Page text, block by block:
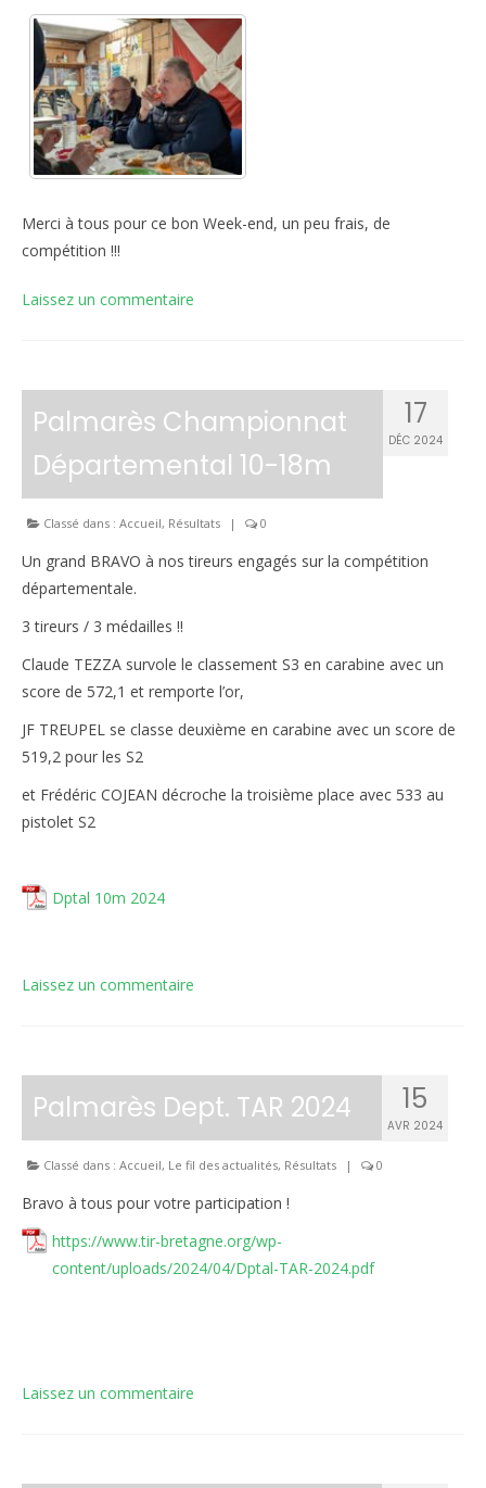
Merci à tous pour ce bon Week-end, un peu frais, de
compétition !!!
Laissez un commentaire
17
DÉC 2024
Palmarès Championnat
Départemental 10-18m
Classé dans : Accueil, Résultats | 0
Un grand BRAVO à nos tireurs engagés sur la compétition
départementale.
3 tireurs / 3 médailles !!
Claude TEZZA survole le classement S3 en carabine avec un
score de 572,1 et remporte l’or,
JF TREUPEL se classe deuxième en carabine avec un score de
519,2 pour les S2
et Frédéric COJEAN décroche la troisième place avec 533 au
pistolet S2
Dptal 10m 2024
Laissez un commentaire
15
AVR 2024
Palmarès Dept. TAR 2024
Classé dans : Accueil, Le fil des actualités, Résultats | 0
Bravo à tous pour votre participation !
https://www.tir-bretagne.org/wp-
content/uploads/2024/04/Dptal-TAR-2024.pdf
Laissez un commentaire